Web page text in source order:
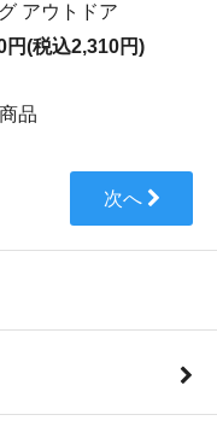
アウトドア
円(税込2,310円)
品
次へ